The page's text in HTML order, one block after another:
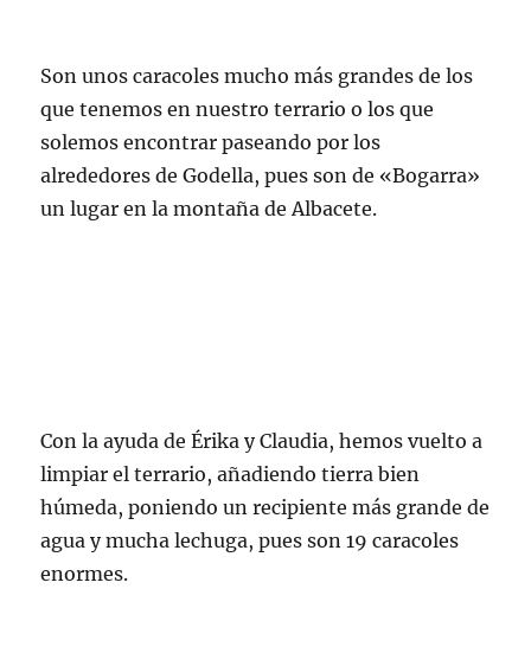
Son unos caracoles mucho más grandes de los
que tenemos en nuestro terrario o los que
solemos encontrar paseando por los
alrededores de Godella, pues son de «Bogarra»
un lugar en la montaña de Albacete.
Con la ayuda de Érika y Claudia, hemos vuelto a
limpiar el terrario, añadiendo tierra bien
húmeda, poniendo un recipiente más grande de
agua y mucha lechuga, pues son 19 caracoles
enormes.